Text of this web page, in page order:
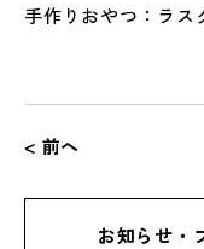
手作りおやつ：ラス
< 前へ
お知らせ・